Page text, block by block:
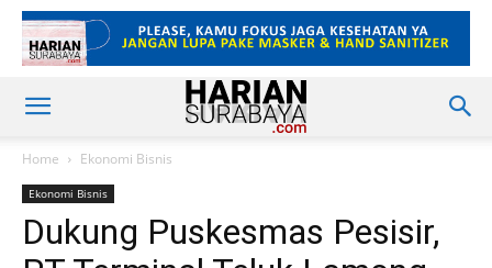
Home Ekonomi Bisnis
Ekonomi Bisnis
Dukung Puskesmas Pesisir,